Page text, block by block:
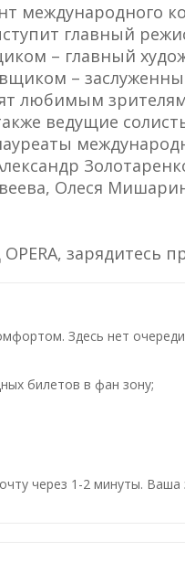
международного
главный
– главный
–
любимым
ведущие
Олеся
Здесь нет
билетов в фан зону;
через 1-2 минуты. Ваша